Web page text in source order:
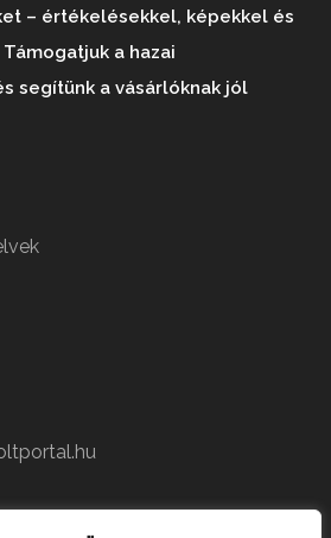
– értékelésekkel, képekkel és
a hazai
segítünk a vásárlóknak jól